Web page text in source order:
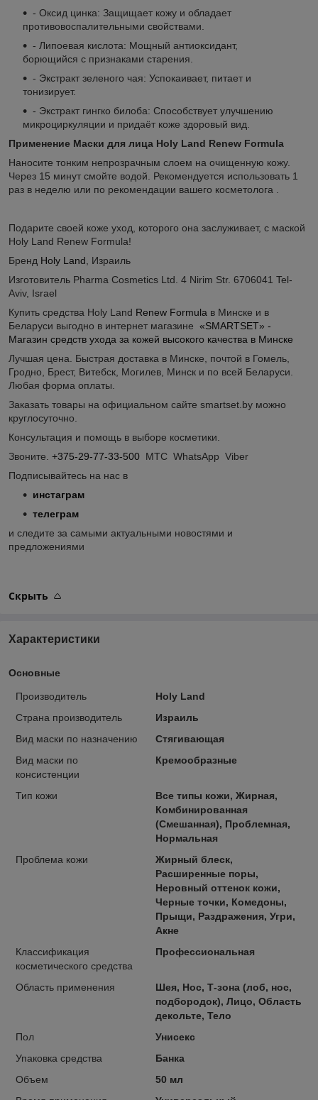
- Оксид цинка: Защищает кожу и обладает
противовоспалительными свойствами.
- Липоевая кислота: Мощный антиоксидант,
борющийся с признаками старения.
- Экстракт зеленого чая: Успокаивает, питает и
тонизирует.
- Экстракт гингко билоба: Способствует улучшению
микроциркуляции и придаёт коже здоровый вид.
Применение Маски для лица Holy Land Renew Formula
Наносите тонким непрозрачным слоем на очищенную кожу.
Через 15 минут смойте водой. Рекомендуется использовать 1
раз в неделю или по рекомендации вашего косметолога .
Подарите своей коже уход, которого она заслуживает, с маской
Holy Land Renew Formula!
Бренд Holy Land , Израиль
Изготовитель Pharma Cosmetics Ltd. 4 Nirim Str. 6706041 Tel-
Aviv, Israel
Купить средства Holy Land Renew Formula в Минске и в
Беларуси выгодно в интернет магазине «SMARTSET» -
Магазин средств ухода за кожей высокого качества в Минске
Лучшая цена. Быстрая доставка в Минске, почтой в Гомель,
Гродно, Брест, Витебск, Могилев, Минск и по всей Беларуси.
Любая форма оплаты.
Заказать товары на официальном сайте smartset.by можно
круглосуточно.
Консультация и помощь в выборе косметики.
Звоните. +375-29-77-33-500 МТС WhatsApp Viber
Подписывайтесь на нас в
инстаграм
телеграм
и следите за самыми актуальными новостями и
предложениями
Скрыть
Характеристики
Основные
Производитель
Holy Land
Страна производитель
Израиль
Вид маски по назначению
Стягивающая
Вид маски по
консистенции
Кремообразные
Тип кожи
Все типы кожи, Жирная,
Комбинированная
(Смешанная), Проблемная,
Нормальная
Проблема кожи
Жирный блеск,
Расширенные поры,
Неровный оттенок кожи,
Черные точки, Комедоны,
Прыщи, Раздражения, Угри,
Акне
Классификация
косметического средства
Профессиональная
Область применения
Шея, Нос, Т-зона (лоб, нос,
подбородок), Лицо, Область
декольте, Тело
Пол
Унисекс
Упаковка средства
Банка
Объем
50 мл